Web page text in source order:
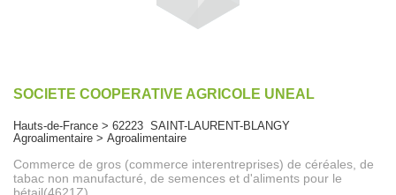
SOCIETE COOPERATIVE AGRICOLE UNEAL
Hauts-de-France > 62223 SAINT-LAURENT-BLANGY
Agroalimentaire > Agroalimentaire
Commerce de gros (commerce interentreprises) de céréales, de
tabac non manufacturé, de semences et d'aliments pour le
bétail(4621Z)